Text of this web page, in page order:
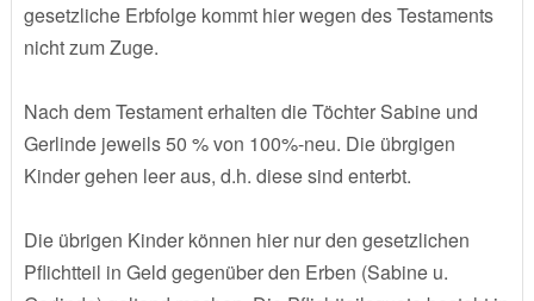
gesetzliche Erbfolge kommt hier wegen des Testaments
nicht zum Zuge.
Nach dem Testament erhalten die Töchter Sabine und
Gerlinde jeweils 50 % von 100%-neu. Die übrgigen
Kinder gehen leer aus, d.h. diese sind enterbt.
Die übrigen Kinder können hier nur den gesetzlichen
Pflichtteil in Geld gegenüber den Erben (Sabine u.